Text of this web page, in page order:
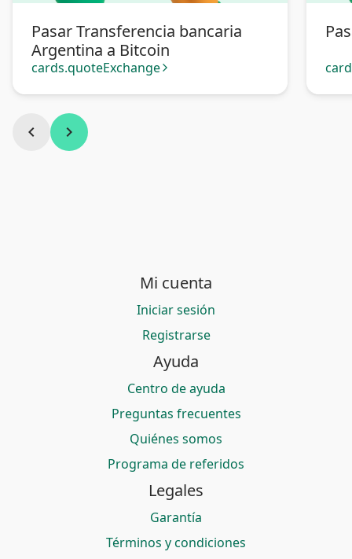
Pasar Transferencia bancaria
Argentina a Bitcoin
cards.quoteExchange arrow_forward_ios
chevron_left chevron_right
Mi cuenta
Iniciar sesión
Registrarse
Ayuda
Centro de ayuda
Preguntas frecuentes
Quiénes somos
Programa de referidos
Legales
Garantía
Términos y condiciones